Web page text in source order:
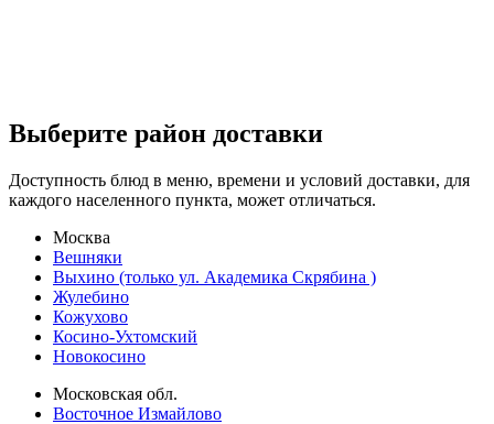
Выберите район доставки
Доступность блюд в меню, времени и условий доставки, для
каждого населенного пункта, может отличаться.
Москва
Вешняки
Выхино (только ул. Академика Скрябина )
Жулебино
Кожухово
Косино-Ухтомский
Новокосино
Московская обл.
Восточное Измайлово